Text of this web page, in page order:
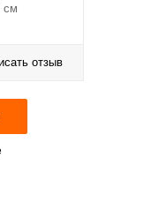
см
отзыв